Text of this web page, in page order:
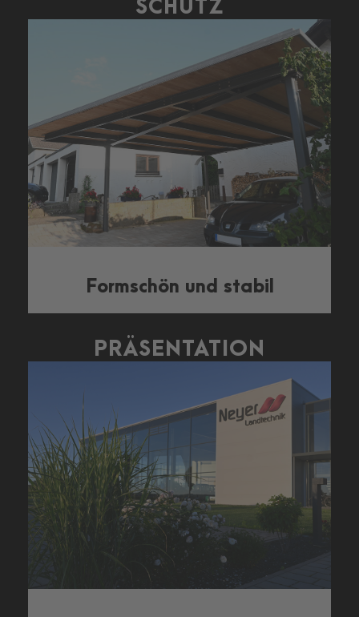
SCHUTZ
Formschön und stabil
PRÄSENTATION